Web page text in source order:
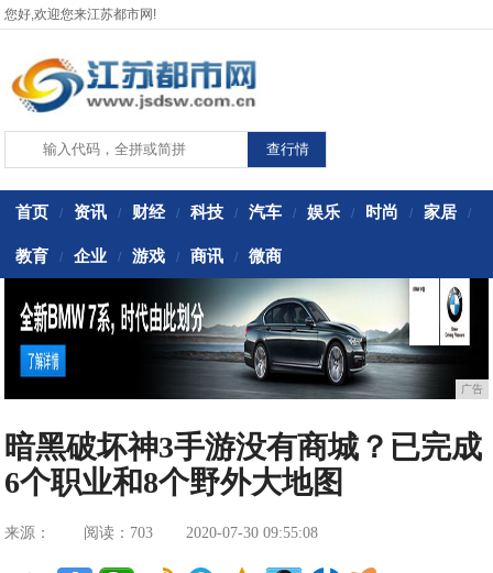
您好,欢迎您来江苏都市网!
首页 / 资讯 / 财经 / 科技 / 汽车 / 娱乐 / 时尚 / 家居 /
教育 / 企业 / 游戏 / 商讯 / 微商
广告
暗黑破坏神3手游没有商城？已完成
6个职业和8个野外大地图
来源： 阅读：703 2020-07-30 09:55:08